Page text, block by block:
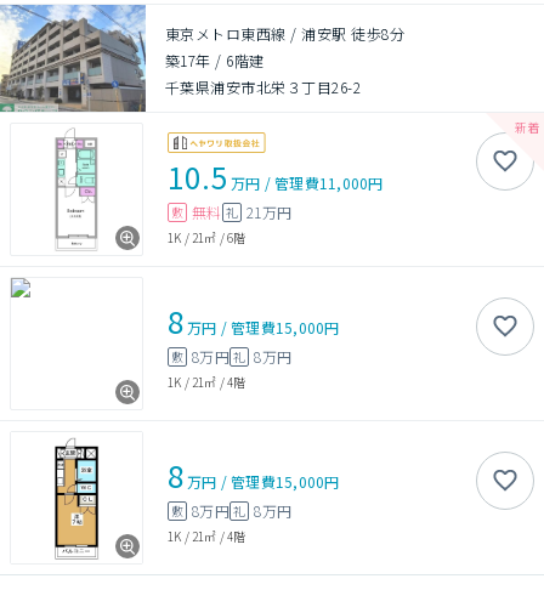
東京メトロ東西線 / 浦安駅 徒歩8分
築17年 / 6階建
千葉県浦安市北栄３丁目26-2
10.5 万円 /管理費11,000円
敷 無料 礼 21万円
1K /21㎡ /6階
8万円 /管理費15,000円
敷 8万円礼 8万円
1K / 21㎡ /4階
8万円 /管理費15,000円
敷 8万円礼 8万円
1K / 21㎡ /4階